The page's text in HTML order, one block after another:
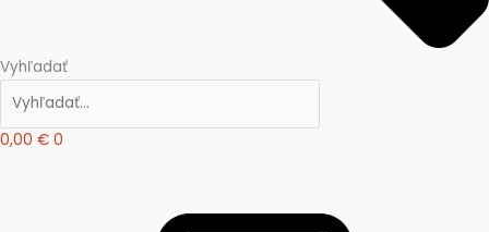
Vyhľadať
0,00 € 0